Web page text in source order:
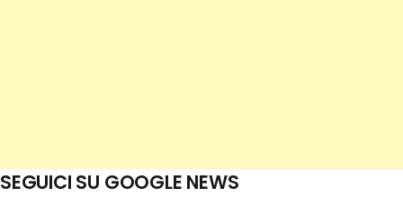
SEGUICI SU GOOGLE NEWS